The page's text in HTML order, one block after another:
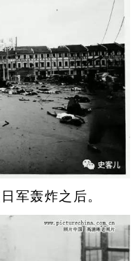
军轰炸之后。